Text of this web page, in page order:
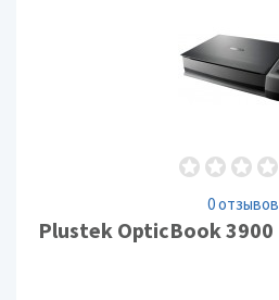
0 отзывов
Plustek OpticBook 3900